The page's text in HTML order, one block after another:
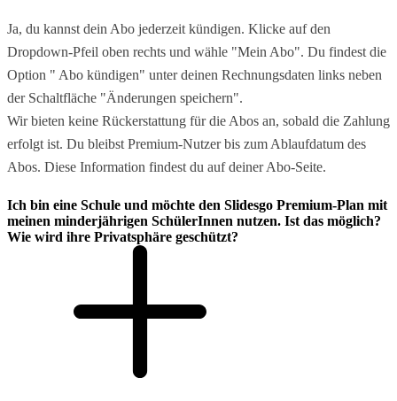
Ja, du kannst dein Abo jederzeit kündigen. Klicke auf den
Dropdown-Pfeil oben rechts und wähle "Mein Abo". Du findest die
Option " Abo kündigen" unter deinen Rechnungsdaten links neben
der Schaltfläche "Änderungen speichern".
Wir bieten keine Rückerstattung für die Abos an, sobald die Zahlung
erfolgt ist. Du bleibst Premium-Nutzer bis zum Ablaufdatum des
Abos. Diese Information findest du auf deiner Abo-Seite.
Ich bin eine Schule und möchte den Slidesgo Premium-Plan mit
meinen minderjährigen SchülerInnen nutzen. Ist das möglich?
Wie wird ihre Privatsphäre geschützt?